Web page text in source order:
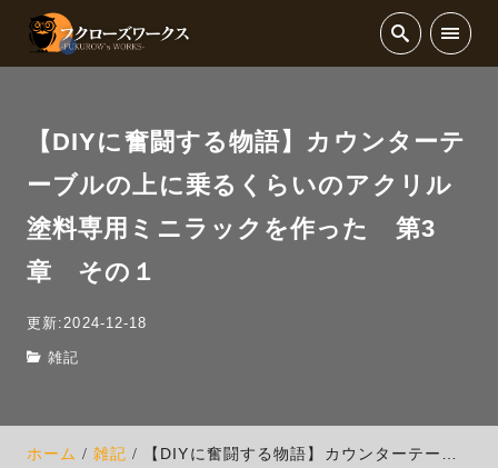
【DIYに奮闘する物語】カウンターテ
ーブルの上に乗るくらいのアクリル
塗料専用ミニラックを作った 第3
章 その１
更新:2024-12-18
雑記
ホーム 雑記 【DIYに奮闘する物語】カウンターテーブルの上に乗るくらいのアクリル塗料専用ミニラックを作った 第3章 その１